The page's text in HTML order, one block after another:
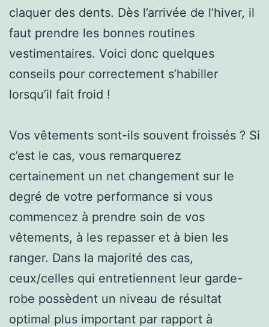
claquer des dents. Dès l’arrivée de l’hiver, il
faut prendre les bonnes routines
vestimentaires. Voici donc quelques
conseils pour correctement s’habiller
lorsqu’il fait froid !
Vos vêtements sont-ils souvent froissés ? Si
c’est le cas, vous remarquerez
certainement un net changement sur le
degré de votre performance si vous
commencez à prendre soin de vos
vêtements, à les repasser et à bien les
ranger. Dans la majorité des cas,
ceux/celles qui entretiennent leur garde-
robe possèdent un niveau de résultat
optimal plus important par rapport à